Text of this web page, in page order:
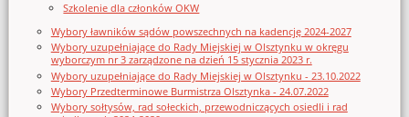
Szkolenie dla członków OKW
Wybory ławników sądów powszechnych na kadencję 2024-2027
Wybory uzupełniające do Rady Miejskiej w Olsztynku w okręgu
wyborczym nr 3 zarządzone na dzień 15 stycznia 2023 r.
Wybory uzupełniające do Rady Miejskiej w Olsztynku - 23.10.2022
Wybory Przedterminowe Burmistrza Olsztynka - 24.07.2022
Wybory sołtysów, rad sołeckich, przewodniczących osiedli i rad